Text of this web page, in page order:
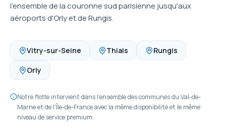
l'ensemble de la couronne sud parisienne jusqu'aux
aéroports d'Orly et de Rungis.
Vitry-sur-Seine Thiais Rungis
Orly
Notre flotte intervient dans l'ensemble des communes du Val-de-
Marne et de l'Île-de-France avec la même disponibilité et le même
niveau de service premium.